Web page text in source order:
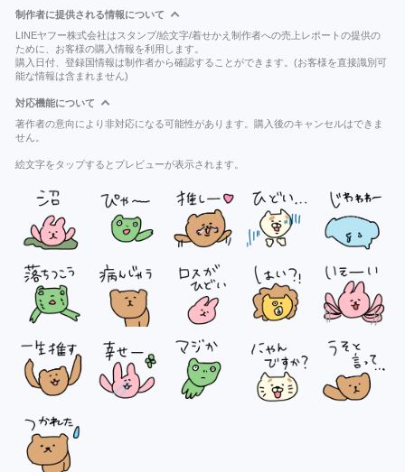
制作者に提供される情報について
LINEヤフー株式会社はスタンプ/絵文字/着せかえ制作者への売上レポートの提供の
ために、お客様の購入情報を利用します。
購入日付、登録国情報は制作者から確認することができます。(お客様を直接識別可
能な情報は含まれません)
対応機能について
著作者の意向により非対応になる可能性があります。購入後のキャンセルはできま
せん。
絵文字をタップするとプレビューが表示されます。